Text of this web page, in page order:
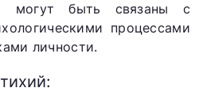
могут быть связаны с
процессами
личности.